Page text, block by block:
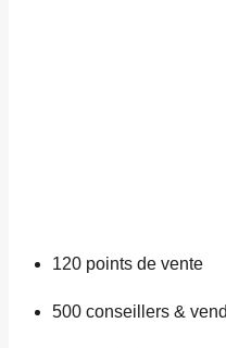
120 points de vente
500 conseillers &